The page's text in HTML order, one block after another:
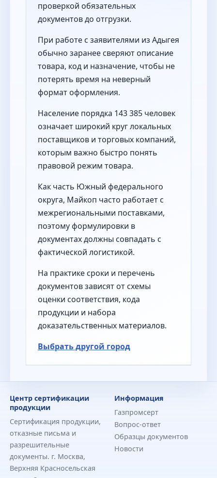
проверкой обязательных
документов до отгрузки.
При работе с заявителями из Адыгея
обычно заранее сверяют описание
товара, код и назначение, чтобы не
потерять время на неверный
формат оформления.
Население порядка 143 385 человек
означает широкий круг локальных
поставщиков и торговых компаний,
которым важно быстро понять
правовой режим товара.
Как часть Южный федерального
округа, Майкоп часто работает с
межрегиональными поставками,
поэтому формулировки в
документах должны совпадать с
фактической логистикой.
На практике сроки и перечень
документов зависят от схемы
оценки соответствия, кода
продукции и набора
доказательственных материалов.
Выбрать другой город
Центр сертификации
продукции
Сертификация продукции,
отказные письма и
разрешительные
документы. г. Москва,
Верхняя Красносельская
Информация
Газпромсерт
Вопрос-ответ
Образцы документов
Новости